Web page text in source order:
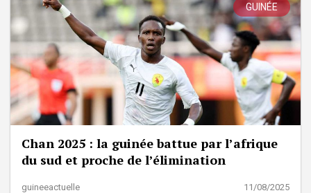
GUINÉE
Chan 2025 : la guinée battue par l’afrique
du sud et proche de l’élimination
guineeactuelle 11/08/2025